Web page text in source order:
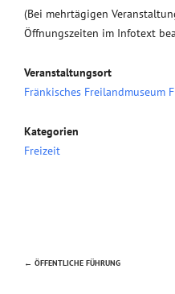
(Bei mehrtägigen
Öffnungszeiten im Infotext
Veranstaltungsort
Fränkisches Freilandmuseum
Kategorien
Freizeit
Beitragsnavigation
← ÖFFENTLICHE FÜHRUNG